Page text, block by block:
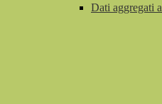
Dati aggregati